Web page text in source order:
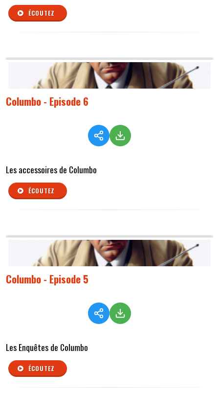
ÉCOUTEZ
Columbo - Episode 6
Les accessoires de Columbo
ÉCOUTEZ
Columbo - Episode 5
Les Enquêtes de Columbo
ÉCOUTEZ